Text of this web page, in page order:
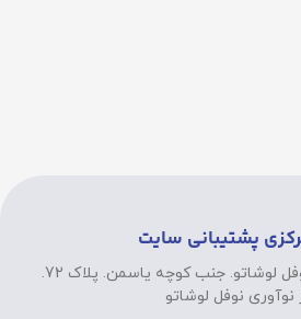
پشتیبانی سایت
خیابان حافظ. خیابان نوفل لوشاتو. جنب کوچه یاسمن. پلاک 72.
نوآوری نوفل لوشاتو